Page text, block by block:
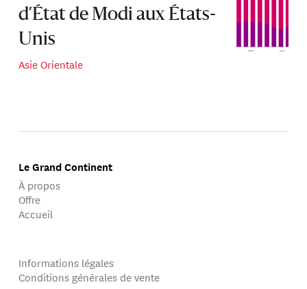
d’État de Modi aux États-
Unis
Asie Orientale
Le Grand Continent
À propos
Offre
Accueil
Informations légales
Conditions générales de vente